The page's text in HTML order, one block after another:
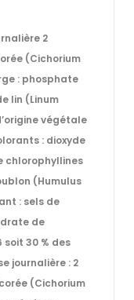
2
(Cichorium
: phosphate
lin (Linum
végétale
: dioxyde
chlorophyllines
(Humulus
: sels de
de
soit 30 % des
journalière : 2
(Cichorium